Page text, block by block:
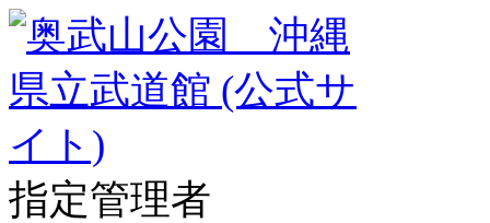
指定管理者